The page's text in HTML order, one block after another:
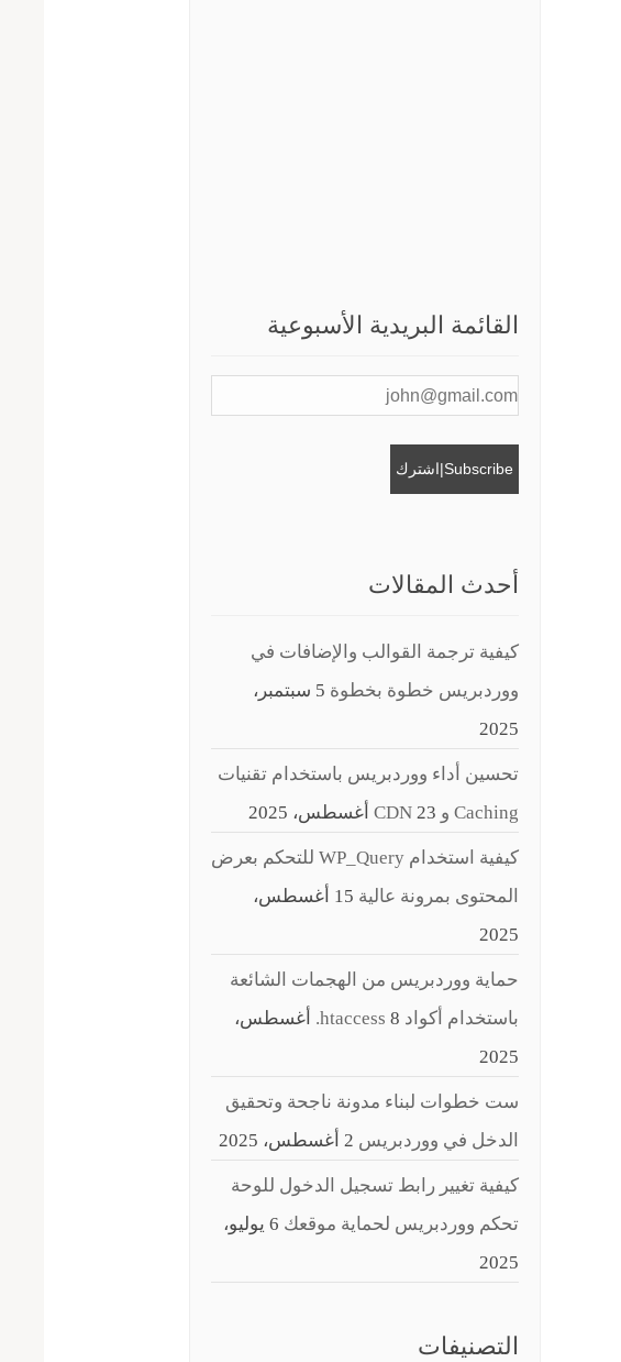
القائمة البريدية الأسبوعية
أحدث المقالات
كيفية ترجمة القوالب والإضافات في
ووردبريس خطوة بخطوة
5 سبتمبر،
2025
تحسين أداء ووردبريس باستخدام تقنيات
Caching و CDN
23 أغسطس، 2025
كيفية استخدام WP_Query للتحكم بعرض
المحتوى بمرونة عالية
15 أغسطس،
2025
حماية ووردبريس من الهجمات الشائعة
باستخدام أكواد ‎.htaccess
8 أغسطس،
2025
ست خطوات لبناء مدونة ناجحة وتحقيق
الدخل في ووردبريس 2 أغسطس، 2025
كيفية تغيير رابط تسجيل الدخول للوحة
تحكم ووردبريس لحماية موقعك
6 يوليو،
2025
التصنيفات